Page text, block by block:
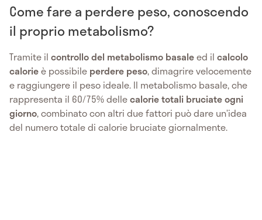
Come fare a perdere peso, conoscendo
il proprio metabolismo?
Tramite il controllo del metabolismo basaleed il calcolo
calorieè possibile perdere peso, dimagrire velocemente
e raggiungere il peso ideale. Il metabolismo basale, che
rappresenta il 60/75% dellecalorie totali bruciate ogni
giorno, combinato con altri due fattori può dare un’idea
del numero totale di calorie bruciate giornalmente.